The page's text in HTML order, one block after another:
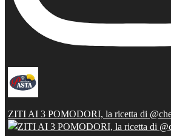
ZITI AI 3 POMODORI, la ricetta di